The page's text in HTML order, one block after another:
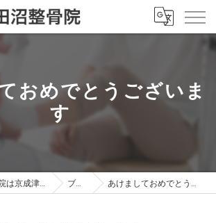
おめでとうございま
す
習志野市の整骨院は京成津田沼整骨院 ブログ あけましておめでとうございます